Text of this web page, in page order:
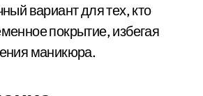
вариант для тех, кто
покрытие, избегая
маникюра.